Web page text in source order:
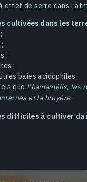
effet de serre dans
cultivées dans les
;
;
baies acidophiles ;
que l’hamamélis, les
et la bruyère.
difficiles à cultiver